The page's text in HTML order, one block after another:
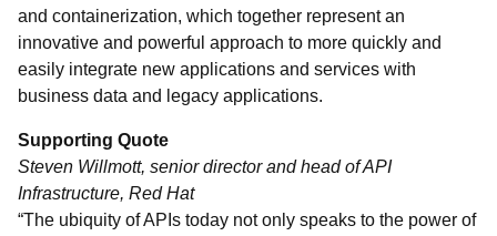
and containerization, which together represent an
innovative and powerful approach to more quickly and
easily integrate new applications and services with
business data and legacy applications.
Supporting Quote
Steven Willmott, senior director and head of API
Infrastructure, Red Hat
“The ubiquity of APIs today not only speaks to the power of